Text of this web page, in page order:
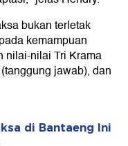
bukan terletak
kemampuan
nilai-nilai Tri Krama
jawab), dan
di Bantaeng Ini